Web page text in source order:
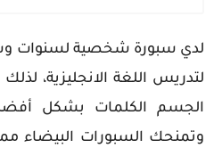
لدي سبورة شخصية لسنوات
لتدريس اللغة الانجليزية،
الجسم الكلمات بشكل أفضل
وتمنحك السبورات البيضاء